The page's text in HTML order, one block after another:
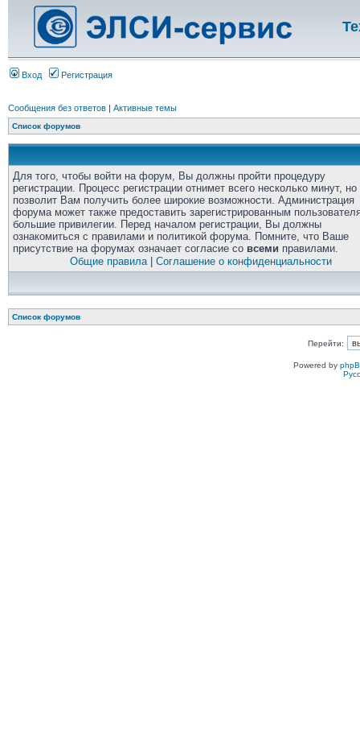
Вход Регистрация
Сообщения без ответов | Активные темы
Список форумов
Для того, чтобы войти на форум, Вы должны пройти процедуру
регистрации. Процесс регистрации отнимет всего несколько минут, но
позволит Вам получить более широкие возможности. Администрация
форума может также предоставить зарегистрированным
большие привилегии. Перед началом регистрации, Вы должны
ознакомиться с правилами и политикой форума. Помните, что Ваше
присутствие на форумах означает согласие со всеми правилами.
Общие правила| Соглашение о конфиденциальности
Список форумов
Перейти:
Powered by